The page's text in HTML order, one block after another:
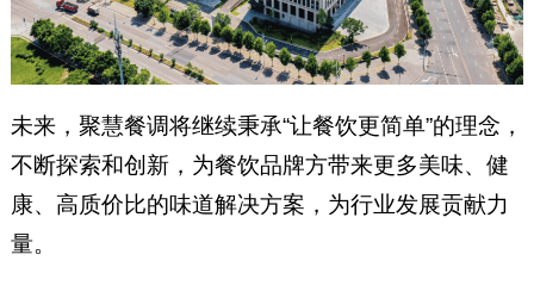
未来，聚慧餐调将继续秉承“让餐饮更简单”的理念，
不断探索和创新，为餐饮品牌方带来更多美味、健
康、高质价比的味道解决方案，为行业发展贡献力
量。